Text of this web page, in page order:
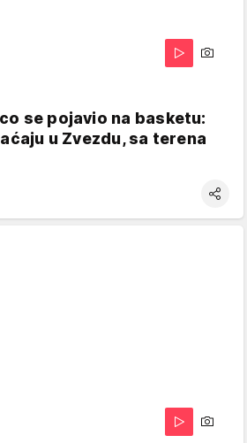
se pojavio na basketu:
u Zvezdu, sa terena